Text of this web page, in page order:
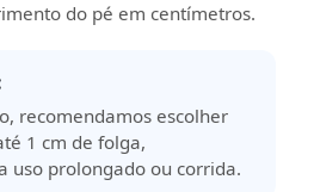
do pé em centímetros.
recomendamos escolher
1 cm de folga,
uso prolongado ou corrida.